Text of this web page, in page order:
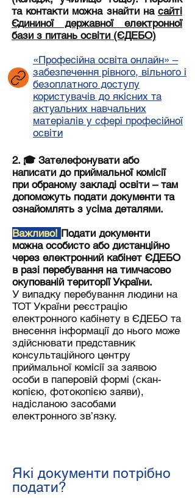
та контакти можна знайти на сайті
Єдининої державної електронної
бази з питань освіти (ЄДЕБО)
«Професійна освіта онлайн» –
забезпечення рівного, вільного і
безоплатного доступу
користувачів до якісних та
актуальних навчальних
матеріалів у сфері професійної
освіти
2. 🎓 Зателефонувати або
написати до приймальної комісії
при обраному закладі освіти – там
допоможуть подати документи та
ознайомлять з усіма деталями.
Важливо! Подати документи
можна особисто або дистанційно
через електронний кабінет ЄДЕБО
в разі перебування на тимчасово
окупованій території України.
У випадку перебування людини на
ТОТ України реєстрацію
електронного кабінету в ЄДЕБО та
внесення інформації до нього може
здійснювати представник
консультаційного центру
приймальної комісії за заявою
особи в паперовій формі (скан-
копією, фотокопією заяви),
надісланою засобами
електронного зв’язку.
Які документи потрібно
подати?